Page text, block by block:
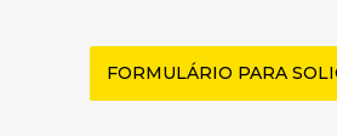
FORMULÁRIO PARA